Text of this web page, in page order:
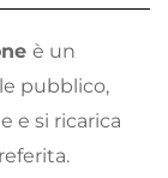
è un
pubblico,
e si ricarica